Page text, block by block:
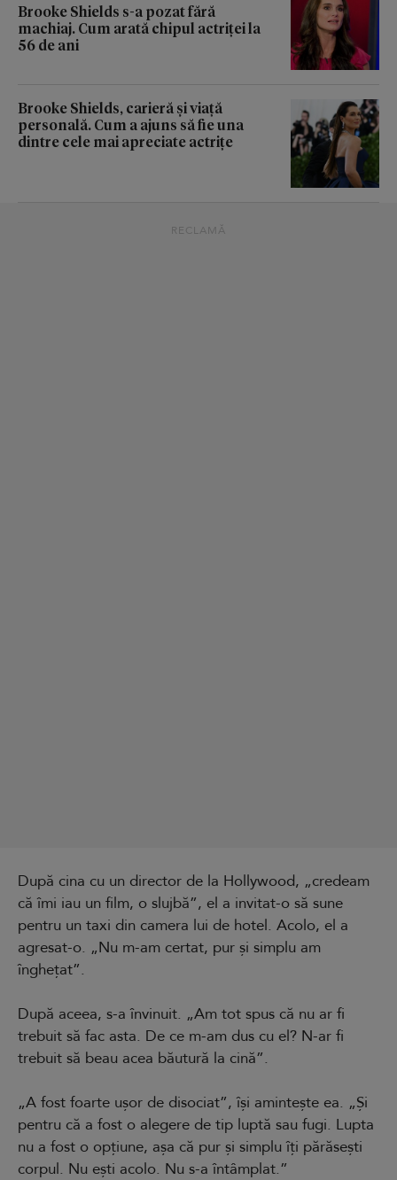
Brooke Shields s-a pozat fără
machiaj. Cum arată chipul actriței la
56 de ani
Brooke Shields, carieră și viață
personală. Cum a ajuns să fie una
dintre cele mai apreciate actrițe
RECLAMĂ
După cina cu un director de la Hollywood, „credeam
că îmi iau un film, o slujbă”, el a invitat-o să sune
pentru un taxi din camera lui de hotel. Acolo, el a
agresat-o. „Nu m-am certat, pur și simplu am
înghețat”.
După aceea, s-a învinuit. „Am tot spus că nu ar fi
trebuit să fac asta. De ce m-am dus cu el? N-ar fi
trebuit să beau acea băutură la cină”.
„A fost foarte ușor de disociat”, își amintește ea. „Și
pentru că a fost o alegere de tip luptă sau fugi. Lupta
nu a fost o opțiune, așa că pur și simplu îți părăsești
corpul. Nu ești acolo. Nu s-a întâmplat.”